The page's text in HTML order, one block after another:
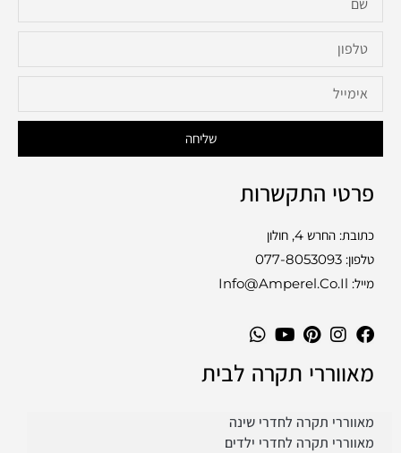
שליחה
פרטי התקשרות
כתובת: החרש 4, חולון
טלפון: 077-8053093
מייל: Info@amperel.co.il
מאווררי תקרה לבית
מאווררי תקרה לחדרי שינה
מאווררי תקרה לחדרי ילדים